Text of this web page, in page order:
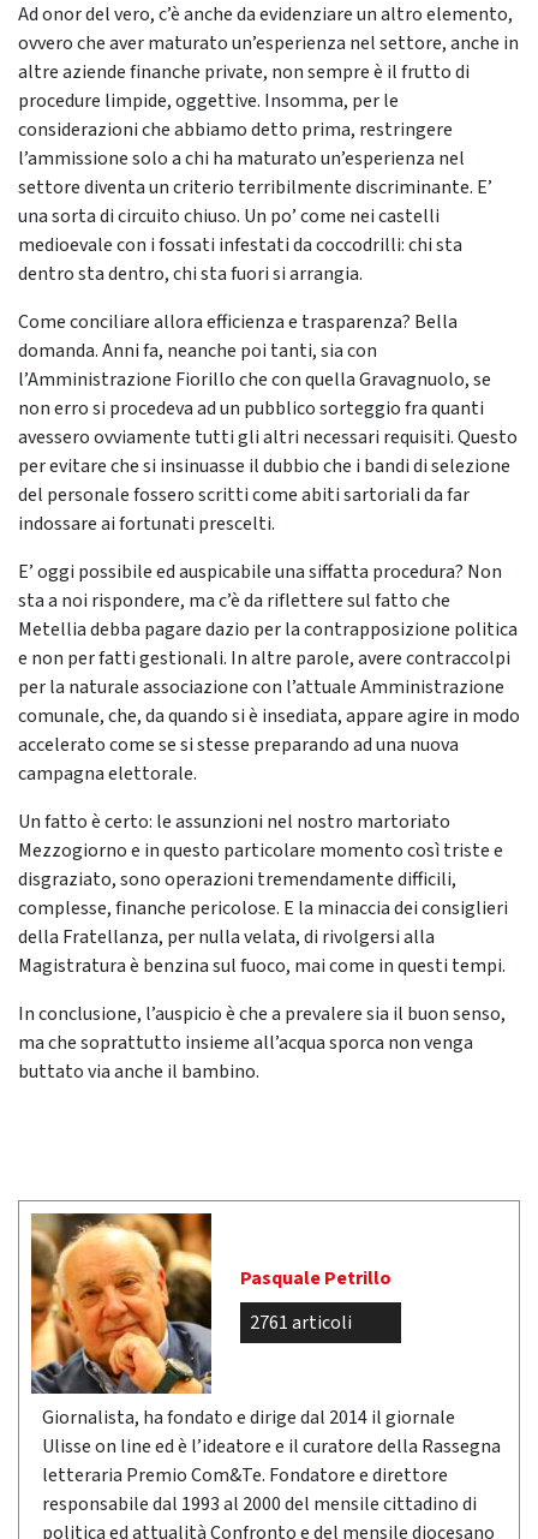
Ad onor del vero, c’è anche da evidenziare un altro elemento,
ovvero che aver maturato un’esperienza nel settore, anche in
altre aziende finanche private, non sempre è il frutto di
procedure limpide, oggettive. Insomma, per le
considerazioni che abbiamo detto prima, restringere
l’ammissione solo a chi ha maturato un’esperienza nel
settore diventa un criterio terribilmente discriminante. E’
una sorta di circuito chiuso. Un po’ come nei castelli
medioevale con i fossati infestati da coccodrilli: chi sta
dentro sta dentro, chi sta fuori si arrangia.
Come conciliare allora efficienza e trasparenza? Bella
domanda. Anni fa, neanche poi tanti, sia con
l’Amministrazione Fiorillo che con quella Gravagnuolo, se
non erro si procedeva ad un pubblico sorteggio fra quanti
avessero ovviamente tutti gli altri necessari requisiti. Questo
per evitare che si insinuasse il dubbio che i bandi di selezione
del personale fossero scritti come abiti sartoriali da far
indossare ai fortunati prescelti.
E’ oggi possibile ed auspicabile una siffatta procedura? Non
sta a noi rispondere, ma c’è da riflettere sul fatto che
Metellia debba pagare dazio per la contrapposizione politica
e non per fatti gestionali. In altre parole, avere contraccolpi
per la naturale associazione con l’attuale Amministrazione
comunale, che, da quando si è insediata, appare agire in modo
accelerato come se si stesse preparando ad una nuova
campagna elettorale.
Un fatto è certo: le assunzioni nel nostro martoriato
Mezzogiorno e in questo particolare momento così triste e
disgraziato, sono operazioni tremendamente difficili,
complesse, finanche pericolose. E la minaccia dei consiglieri
della Fratellanza, per nulla velata, di rivolgersi alla
Magistratura è benzina sul fuoco, mai come in questi tempi.
In conclusione, l’auspicio è che a prevalere sia il buon senso,
ma che soprattutto insieme all’acqua sporca non venga
buttato via anche il bambino.
Pasquale Petrillo
2761 articoli
Giornalista, ha fondato e dirige dal 2014 il giornale
Ulisse on line ed è l’ideatore e il curatore della Rassegna
letteraria Premio Com&Te. Fondatore e direttore
responsabile dal 1993 al 2000 del mensile cittadino di
politica ed attualità Confronto e del mensile diocesano